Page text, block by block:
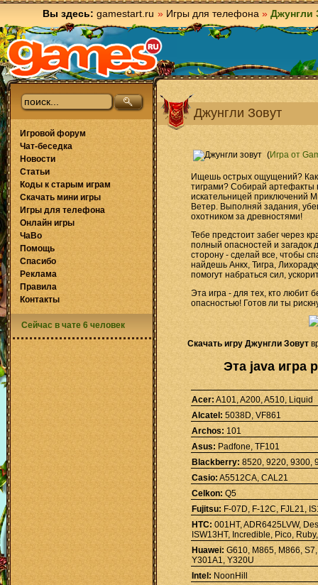
Вы здесь: gamestart.ru » Игры для телефона » Джунгли
Джунгли Зовут
(Игра от
Ищешь острых ощущений? Как
тиграми? Собирай артефакты
искательницей приключений
Ветер. Выполняй задания,
охотником за древностями!
Тебе предстоит забег через
полный опасностей и загадок
сторону - сделай все, чтобы
найдешь Анкх, Тигра,
помогут набраться сил,
Эта игра - для тех, кто любит
опасностью! Готов ли ты
Скачать игру Джунгли Зовут
Эта java игра
Acer: A101, A200, A510, Liquid
Alcatel: 5038D, VF861
Archos: 101
Asus: Padfone, TF101
Blackberry: 8520, 9220, 9300,
Casio: A5512CA, CAL21
Celkon: Q5
Fujitsu: F-07D, F-12C, FJL21,
HTC: 001HT, ADR6425LVW,
ISW13HT, Incredible, Pico,
Huawei: G610, M865, M866,
Y301A1, Y320U
Intel: NoonHill
Игровой форум
Чат-беседка
Новости
Статьи
Коды к старым играм
Скачать мини игры
Игры для телефона
Онлайн игры
ЧаВо
Помощь
Спасибо
Реклама
Правила
Контакты
Сейчас в чате 6 человек